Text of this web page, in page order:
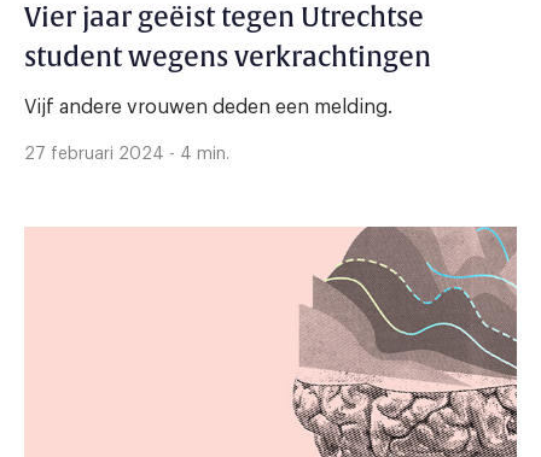
Vier jaar geëist tegen Utrechtse
student wegens verkrachtingen
Vijf andere vrouwen deden een melding.
27 februari 2024 - 4 min.